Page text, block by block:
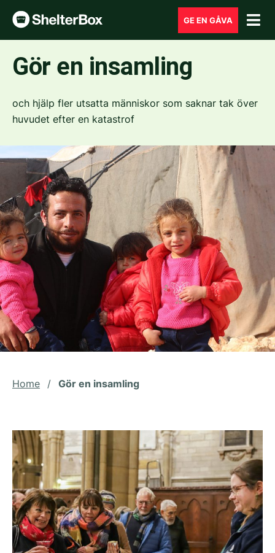
GE EN GÅVA
Gör en insamling
och hjälp fler utsatta människor som saknar tak över
huvudet efter en katastrof
Home / Gör en insamling